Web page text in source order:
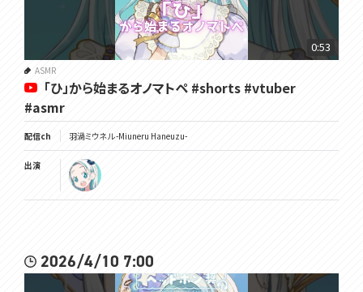
0:53
ASMR
「ひ」から始まるオノマトペ #shorts #vtuber
#asmr
配信ch 羽渦ミウネル -Miuneru Haneuzu-
出演
2026/4/10 7:00